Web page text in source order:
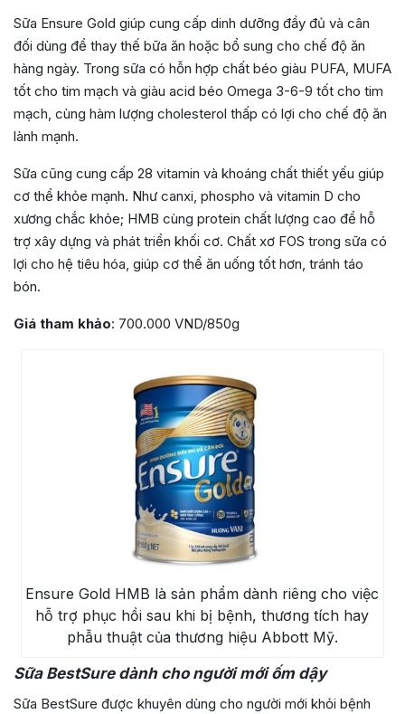
Sữa Ensure Gold giúp cung cấp dinh dưỡng đầy đủ và cân
đối dùng để thay thế bữa ăn hoặc bổ sung cho chế độ ăn
hàng ngày. Trong sữa có hỗn hợp chất béo giàu PUFA, MUFA
tốt cho tim mạch và giàu acid béo Omega 3-6-9 tốt cho tim
mạch, cùng hàm lượng cholesterol thấp có lợi cho chế độ ăn
lành mạnh.
Sữa cũng cung cấp 28 vitamin và khoáng chất thiết yếu giúp
cơ thể khỏe mạnh. Như canxi, phospho và vitamin D cho
xương chắc khỏe; HMB cùng protein chất lượng cao để hỗ
trợ xây dựng và phát triển khối cơ. Chất xơ FOS trong sữa có
lợi cho hệ tiêu hóa, giúp cơ thể ăn uống tốt hơn, tránh táo
bón.
Giá tham khảo: 700.000 VND/850g
Ensure Gold HMB là sản phẩm dành riêng cho việc
hỗ trợ phục hồi sau khi bị bệnh, thương tích hay
phẫu thuật của thương hiệu Abbott Mỹ.
Sữa BestSure dành cho người mới ốm dậy
Sữa BestSure được khuyên dùng cho người mới khỏi bệnh